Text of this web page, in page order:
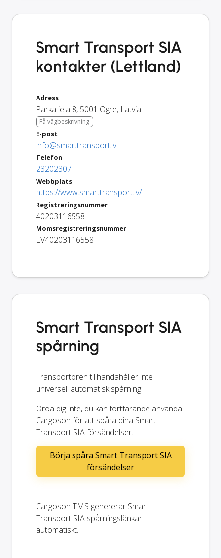
Smart Transport SIA
kontakter (Lettland)
Adress
Parka iela 8, 5001 Ogre, Latvia
Få vägbeskrivning
E-post
info@smarttransport.lv
Telefon
23202307
Webbplats
https://www.smarttransport.lv/
Registreringsnummer
40203116558
Momsregistreringsnummer
LV40203116558
Smart Transport SIA
spårning
Transportören tillhandahåller inte
universell automatisk spårning.
Oroa dig inte, du kan fortfarande använda
Cargoson för att spåra dina Smart
Transport SIA försändelser.
Börja spåra Smart Transport SIA
försändelser
Cargoson TMS genererar Smart
Transport SIA spårningslänkar
automatiskt.